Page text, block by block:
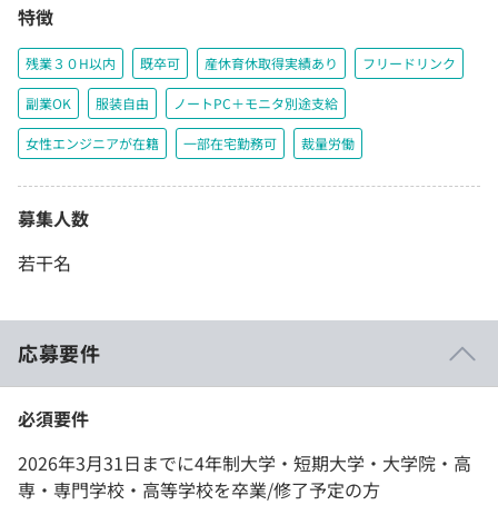
特徴
残業３０H以内 既卒可 産休育休取得実績あり フリードリンク
副業OK 服装自由 ノートPC＋モニタ別途支給
女性エンジニアが在籍 一部在宅勤務可 裁量労働
募集人数
若干名
応募要件
必須要件
2026年3月31日までに4年制大学・短期大学・大学院・高
専・専門学校・高等学校を卒業/修了予定の方